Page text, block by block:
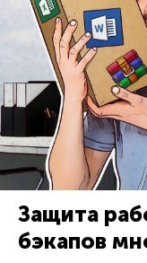
Защита
бэкапов